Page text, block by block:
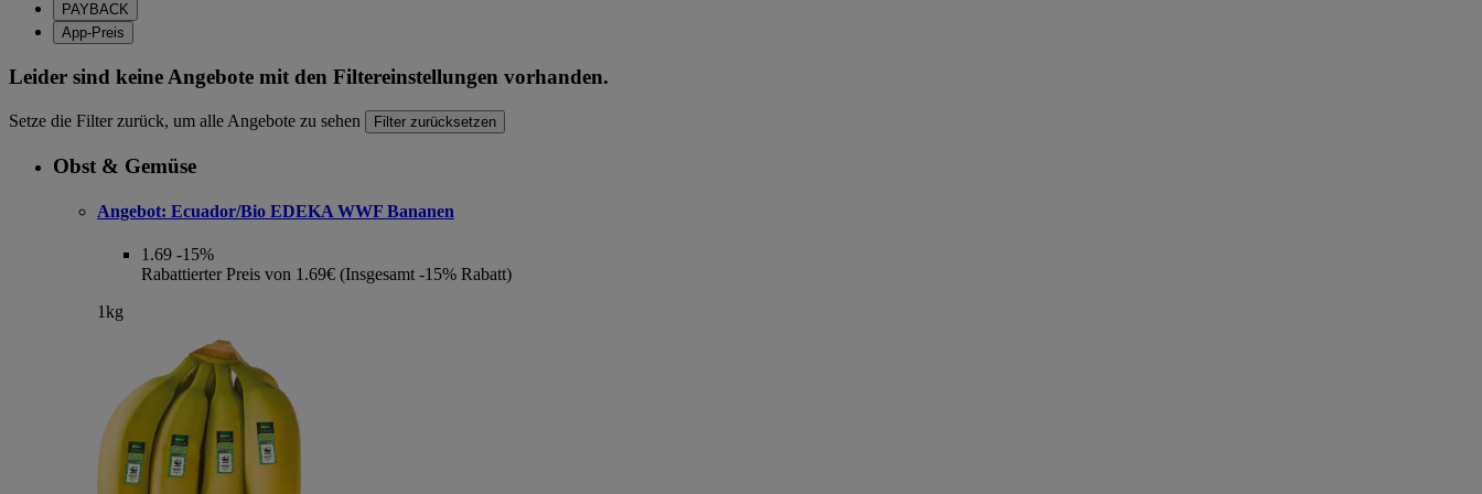
PAYBACK
App-Preis
Leider sind keine Angebote mit den Filtereinstellungen vorhanden.
Setze die Filter zurück, um alle Angebote zu sehen Filter zurücksetzen
Obst & Gemüse
Angebot: Ecuador/Bio EDEKA WWF Bananen
1.69 -15%
Rabattierter Preis von 1.69€ (Insgesamt -15% Rabatt)
1kg